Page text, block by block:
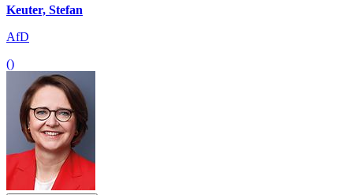
Keuter, Stefan
AfD
()